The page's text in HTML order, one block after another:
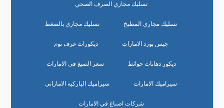
تسليك مجاري الصرف الصحي
تسليك مجاري المطبخ تسليك مجاري بالضغط
جبس بورد الامارات ديكورات غرف نوم
ديكور دهانات حوائط سعر الصبغ في الامارات
سيراميك الامارات سيراميك الباركيه الاماراتي
شركات اصباغ في الامارات